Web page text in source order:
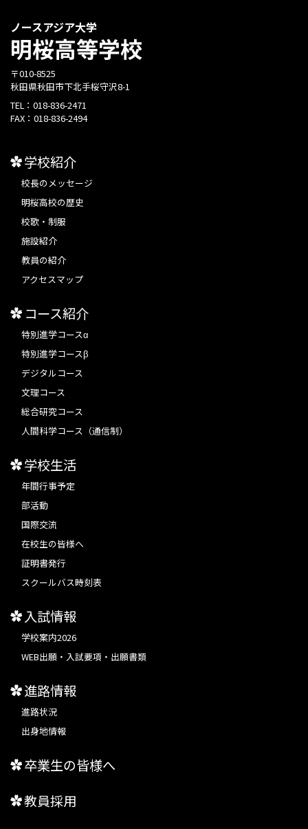
ノースアジア大学
明桜高等学校
〒010-8525
秋田県秋田市下北手桜守沢8-1
TEL： 018-836-2471
FAX： 018-836-2494
学校紹介
校長のメッセージ
明桜高校の歴史
校歌・制服
施設紹介
教員の紹介
アクセスマップ
コース紹介
特別進学コースα
特別進学コースβ
デジタルコース
文理コース
総合研究コース
人間科学コース（通信制）
学校生活
年間行事予定
部活動
国際交流
在校生の皆様へ
証明書発行
スクールバス時刻表
入試情報
学校案内2026
WEB出願・入試要項・出願書類
進路情報
進路状況
出身地情報
卒業生の皆様へ
教員採用